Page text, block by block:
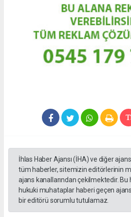
İhlas Haber Ajansı (İHA) ve diğer
tüm haberler, sitemizin editörlerinin
ajans kanallarından çekilmektedir. Bu
hukuki muhataplar haberi geçen
bir editörü sorumlu tutulamaz.